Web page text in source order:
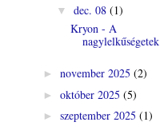
▼ dec. 08 (1)
Kryon - A
nagylelkűségetek
► november 2025 (2)
► október 2025 (5)
► szeptember 2025 (1)